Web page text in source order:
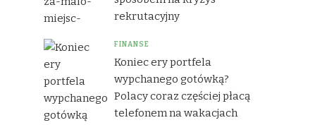
rekrutacyjny
FINANSE
Koniec ery portfela
wypchanego gotówką?
Polacy coraz częściej płacą
telefonem na wakacjach